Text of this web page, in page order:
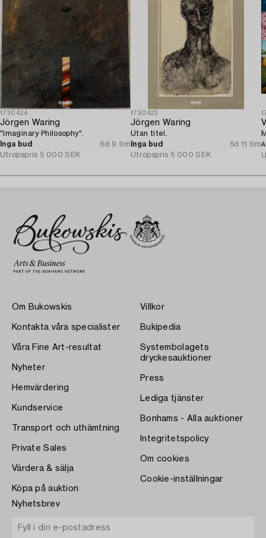
1730424
Jörgen Waring
"Imaginary Philosophy".
Inga bud
6d 9 tim
Utropspris 5 000 SEK
1730423
Jörgen Waring
Utan titel.
Inga bud
5d 11 tim
Utropspris 5 000 SEK
Om Bukowskis
Kontakta våra specialister
Våra Fine Art-resultat
Nyheter
Hemvärdering
Kundservice
Transport och uthämtning
Private Sales
Värdera & sälja
Köpa på auktion
Villkor
Bukipedia
Systembolagets
dryckesauktioner
Press
Lediga tjänster
Bonhams - Alla auktioner
Integritetspolicy
Om cookies
Cookie-inställningar
Nyhetsbrev